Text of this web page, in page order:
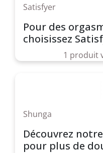
Satisfyer
Pour des
choisissez
1 produit
Shunga
Découvrez
pour plus de